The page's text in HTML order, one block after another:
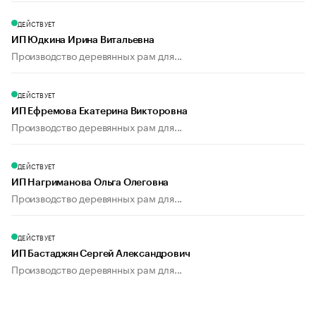
ДЕЙСТВУЕТ
ИП Юдкина Ирина Витальевна
Производство деревянных рам для...
ДЕЙСТВУЕТ
ИП Ефремова Екатерина Викторовна
Производство деревянных рам для...
ДЕЙСТВУЕТ
ИП Нагриманова Ольга Олеговна
Производство деревянных рам для...
ДЕЙСТВУЕТ
ИП Бастаджян Сергей Александрович
Производство деревянных рам для...